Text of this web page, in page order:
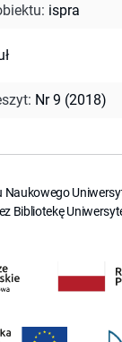
: ispra
: Nr 9 (2018)
Bibliotekę